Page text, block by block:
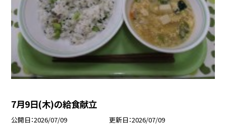
7月9日(木)の給食献立
公開日 2026/07/09 更新日 2026/07/09